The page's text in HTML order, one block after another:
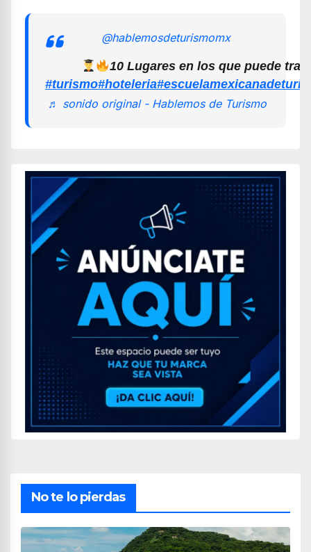
@hablemosdeturismomx
10 Lugares en los que puede
#turismo#hoteleria
♬ sonido original - Hablemos de Turismo
No te lo pierdas